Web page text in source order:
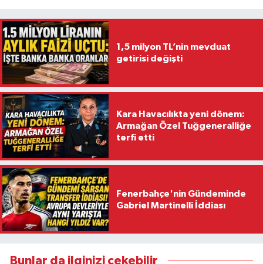
1,5 milyon TL’nin mevduat
getirisi değişti
Kara Havacılıkta yeni dönem:
Armağan Özel Tuğgeneralliğe
terfi etti
Fenerbahçe'nin Gündeminde
Gabriel Martinelli İddiası
Bunlar da ilginizi çekebilir